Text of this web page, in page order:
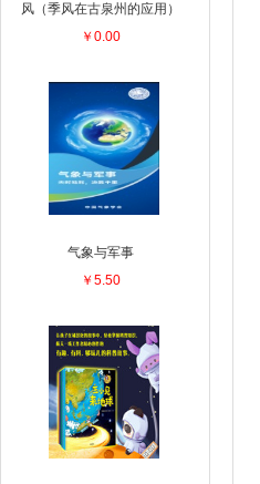
风（季风在古泉州的应用）
￥0.00
气象与军事
￥5.50